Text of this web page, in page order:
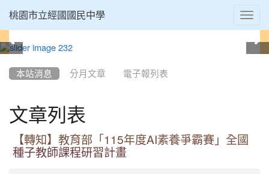
桃園市立經國國民中學
本站消息 分月文章 電子報列表
文章列表
【轉知】教育部「115年度AI素養爭霸賽」全國
種子教師課程研習計畫